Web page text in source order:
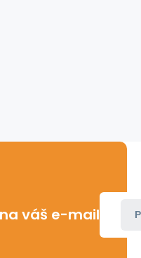
váš e-mail